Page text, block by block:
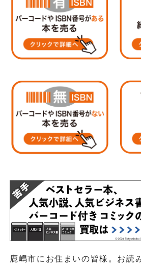
鹿嶋市にお住まいの皆様。お読